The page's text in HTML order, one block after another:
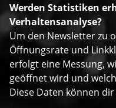
Werden Statistiken
Verhaltensanalyse?
Um den Newsletter zu
Öffnungsrate und
erfolgt eine Messung,
geöffnet wird und
Diese Daten können